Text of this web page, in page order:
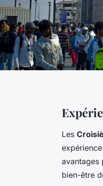
Les
avantages
bien-être